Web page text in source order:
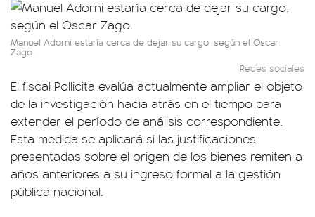
Manuel Adorni estaría cerca de dejar su cargo, según el Oscar
Zago.
Redes sociales
El fiscal Pollicita evalúa actualmente ampliar el objeto
de la investigación hacia atrás en el tiempo para
extender el período de análisis correspondiente.
Esta medida se aplicará si las justificaciones
presentadas sobre el origen de los bienes remiten a
años anteriores a su ingreso formal a la gestión
pública nacional.